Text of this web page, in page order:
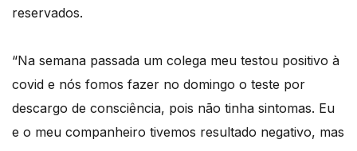
reservados.
“Na semana passada um colega meu testou positivo à
covid e nós fomos fazer no domingo o teste por
descargo de consciência, pois não tinha sintomas. Eu
e o meu companheiro tivemos resultado negativo, mas